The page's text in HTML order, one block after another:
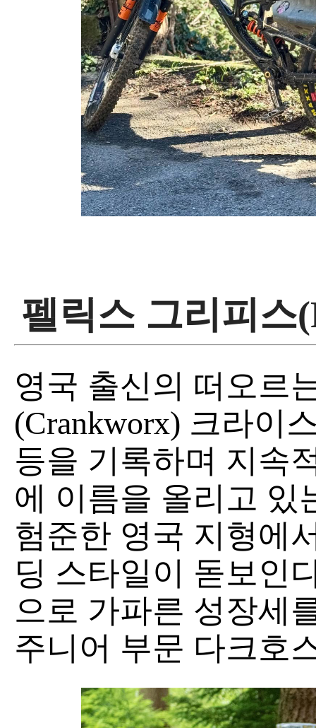
펠릭스 그리피
영국 출신의 떠오르
(Crankworx) 크라이
등을 기록하며 지속
에 이름을 올리고 있
험준한 영국 지형에
딩 스타일이 돋보인
으로 가파른 성장세
주니어 부문 다크호